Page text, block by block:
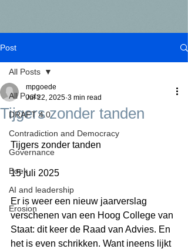
Post
All Posts
DRAFT 4.0
Contradiction and Democracy
Governance
Boek
AI and leadership
Erosion
All Posts
Tijgers zonder tanden
mpgoede
Jul 22, 2025 3 min read
Tijgers zonder tanden
15 juli 2025
Er is weer een nieuw jaarverslag
verschenen van een Hoog College van
Staat: dit keer de Raad van Advies. En
het is even schrikken. Want ineens lijkt